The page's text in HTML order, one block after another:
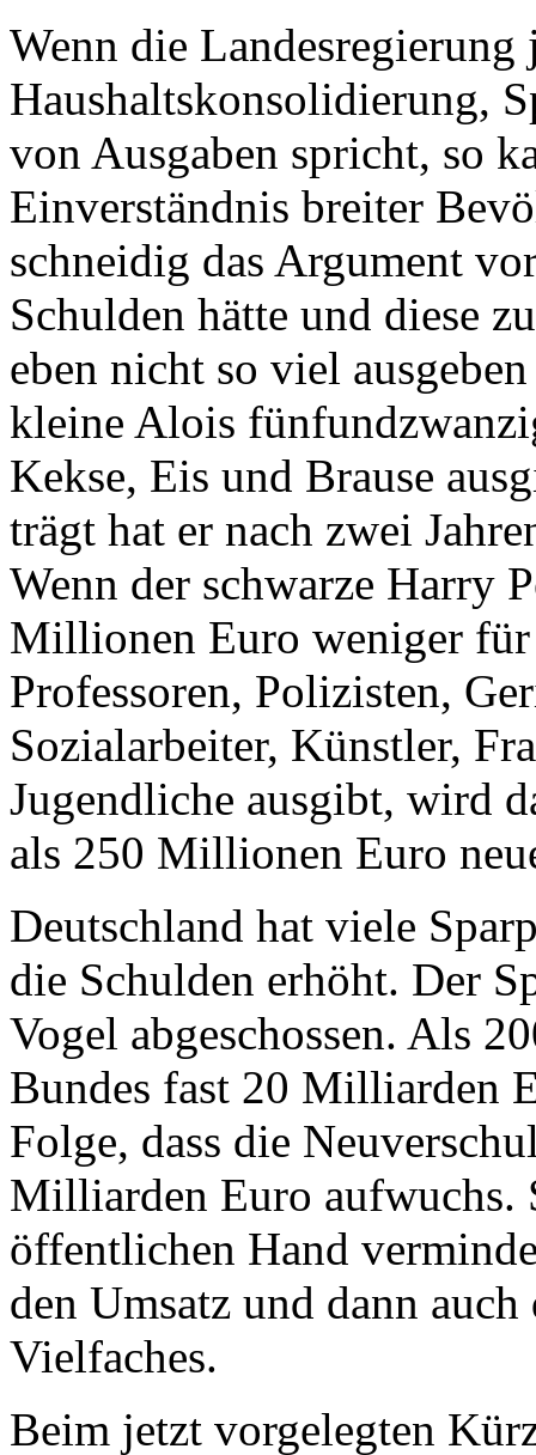
Wenn die Landesregierung
Haushaltskonsolidierung,
von Ausgaben spricht, so
Einverständnis breiter
schneidig das Argument
Schulden hätte und diese
eben nicht so viel
kleine Alois
Kekse, Eis und Brause
trägt hat er nach zwei
Wenn der schwarze Harry
Millionen Euro weniger für
Professoren, Polizisten,
Sozialarbeiter, Künstler,
Jugendliche ausgibt, wird
als 250 Millionen Euro
Deutschland hat viele
die Schulden erhöht. Der
Vogel abgeschossen. Als
Bundes fast 20 Milliarden
Folge, dass die
Milliarden Euro aufwuchs.
öffentlichen Hand
den Umsatz und dann
Vielfaches.
Beim jetzt vorgelegten